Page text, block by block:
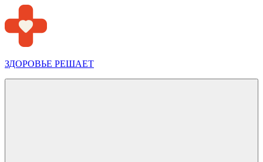
Перейти
к
содержимому
ЗДОРОВЬЕ РЕШАЕТ